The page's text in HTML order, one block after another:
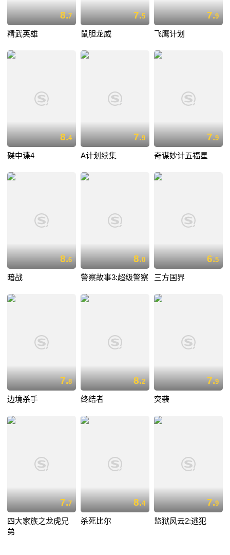
8.7
精武英雄
7.5
鼠胆龙威
7.9
飞鹰计划
8.4
碟中谍4
7.9
A计划续集
7.9
奇谋妙计五福星
8.6
暗战
8.0
警察故事3:超级警察
6.5
三方国界
7.8
边境杀手
8.2
终结者
7.9
突袭
7.7
四大家族之龙虎兄
弟
8.4
杀死比尔
7.9
监狱风云2:逃犯